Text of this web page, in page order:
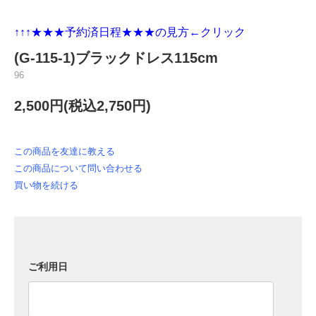
↑↑↑★★★予約済日程★★★の見方←クリック
(G-115-1)ブラックドレス115cm
96
2,500円(税込2,750円)
この商品を友達に教える
この商品について問い合わせる
買い物を続ける
ご利用日